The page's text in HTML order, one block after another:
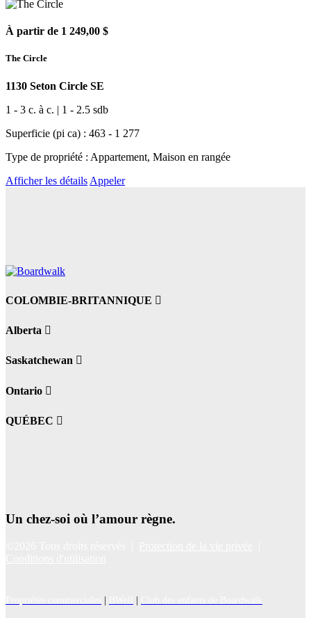
À partir de 1 249,00 $
The Circle
1130 Seton Circle SE
1 - 3 c. à c. | 1 - 2.5 sdb
Superficie (pi ca) : 463 - 1 277
Type de propriété : Appartement, Maison en rangée
Afficher les détails Appeler
COLOMBIE-BRITANNIQUE
Alberta
Saskatchewan
Ontario
QUÉBEC
Un chez-soi où l’amour règne.